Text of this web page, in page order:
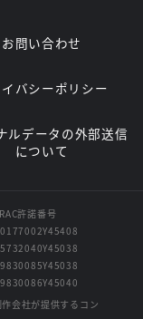
お問い合わせ
バシーポリシー
ルデータの外部送信
について
許諾番号
会社が提供するコン